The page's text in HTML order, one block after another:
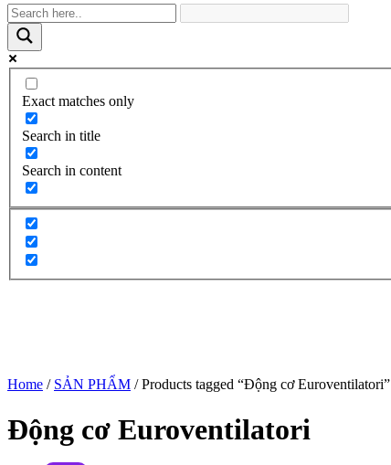
Exact matches only
Search in title
Search in content
Home / SẢN PHẨM / Products tagged “Động cơ Euroventilatori”
Động cơ Euroventilatori